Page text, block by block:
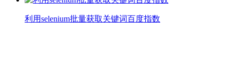
利用selenium批量获取关键词百度指数